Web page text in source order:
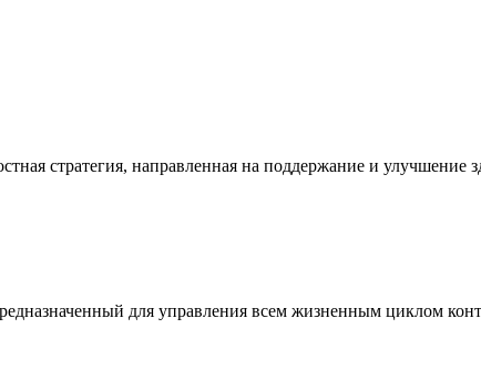
стратегия, направленная на поддержание и улучшение
для управления всем жизненным циклом